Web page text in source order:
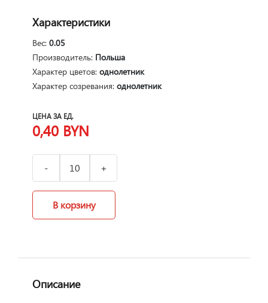
Характеристики
Вес: 0.05
Производитель: Польша
Характер цветов: однолетник
Характер созревания: однолетник
ЦЕНА ЗА ЕД.
0,40 BYN
В корзину
Описание